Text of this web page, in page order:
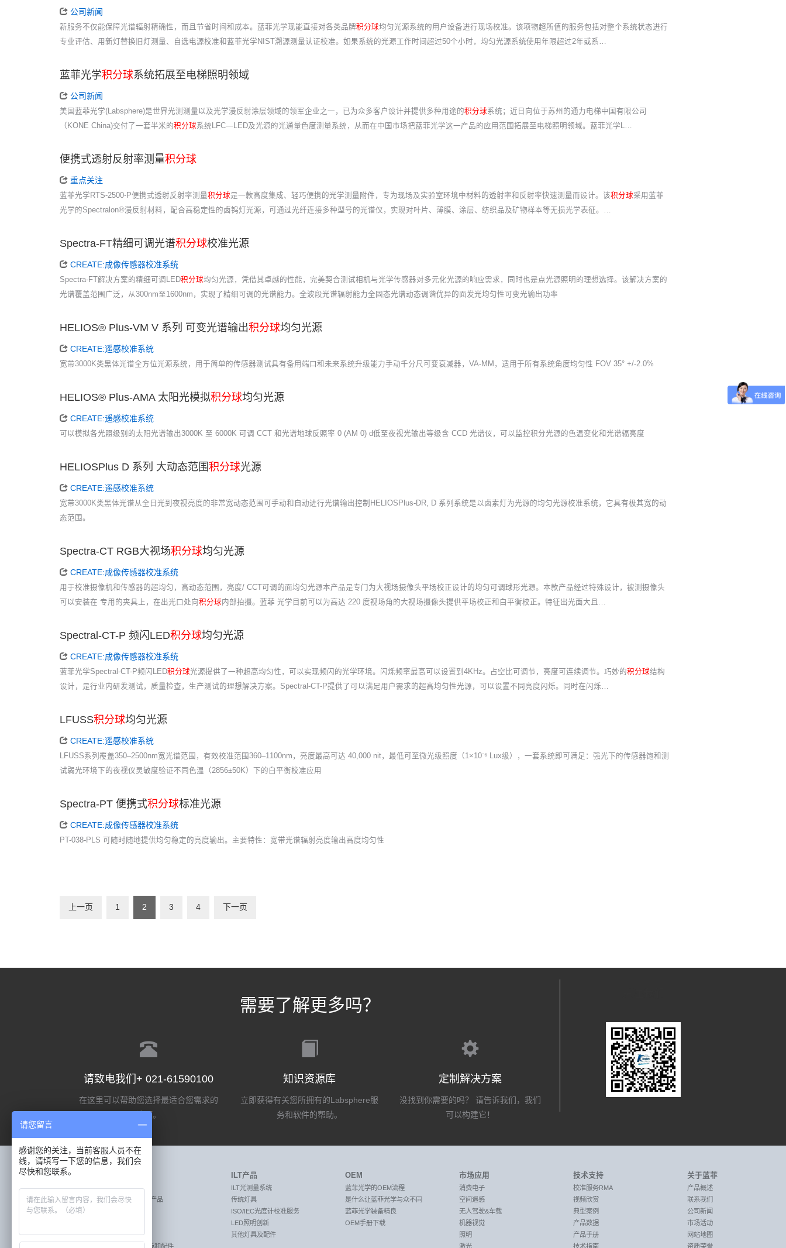
公司新闻
新服务不仅能保障光谱辐射精确性，而且节省时间和成本。蓝菲光学现能直接对各类品牌积分球均匀光源系统的用户设备进行现场校准。该项物超所值的服务包括对整个系统状态进行
专业评估、用新灯替换旧灯测量、自选电源校准和蓝菲光学NIST溯源测量认证校准。如果系统的光源工作时间超过50个小时，均匀光源系统使用年限超过2年或系…
蓝菲光学积分球系统拓展至电梯照明领域
公司新闻
美国蓝菲光学(Labsphere)是世界光测测量以及光学漫反射涂层领域的领军企业之一，已为众多客户设计并提供多种用途的积分球系统；近日向位于苏州的通力电梯中国有限公司
（KONE China)交付了一套半米的积分球系统LFC—LED及光源的光通量色度测量系统，从而在中国市场把蓝菲光学这一产品的应用范围拓展至电梯照明领域。蓝菲光学L…
便携式透射反射率测量积分球
重点关注
蓝菲光学RTS-2500-P便携式透射反射率测量积分球是一款高度集成、轻巧便携的光学测量附件，专为现场及实验室环境中材料的透射率和反射率快速测量而设计。该积分球采用蓝菲
光学的Spectralon®漫反射材料，配合高稳定性的卤钨灯光源，可通过光纤连接多种型号的光谱仪，实现对叶片、薄膜、涂层、纺织品及矿物样本等无损光学表征。…
Spectra-FT精细可调光谱积分球校准光源
CREATE:成像传感器校准系统
Spectra-FT解决方案的精细可调LED积分球均匀光源，凭借其卓越的性能，完美契合测试相机与光学传感器对多元化光源的响应需求，同时也是点光源照明的理想选择。该解决方案的
光谱覆盖范围广泛，从300nm至1600nm，实现了精细可调的光谱能力。全波段光谱辐射能力全固态光谱动态调谐优异的面发光均匀性可变光输出功率
HELIOS® Plus-VM V 系列 可变光谱输出积分球均匀光源
CREATE:遥感校准系统
宽带3000K类黑体光谱全方位光源系统，用于简单的传感器测试具有备用端口和未来系统升级能力手动千分尺可变衰减器，VA-MM，适用于所有系统角度均匀性 FOV 35° +/-2.0%
HELIOS® Plus-AMA 太阳光模拟积分球均匀光源
CREATE:遥感校准系统
可以模拟各光照级别的太阳光谱输出3000K 至 6000K 可调 CCT 和光谱地球反照率 0 (AM 0) d低至夜视光输出等级含 CCD 光谱仪，可以监控积分光源的色温变化和光谱辐亮度
HELIOSPlus D 系列 大动态范围积分球光源
CREATE:遥感校准系统
宽带3000K类黑体光谱从全日光到夜视亮度的非常宽动态范围可手动和自动进行光谱输出控制HELIOSPlus-DR, D 系列系统是以卤素灯为光源的均匀光源校准系统，它具有极其宽的动
态范围。
Spectra-CT RGB大视场积分球均匀光源
CREATE:成像传感器校准系统
用于校准摄像机和传感器的超均匀，高动态范围，亮度/ CCT可调的面均匀光源本产品是专门为大视场摄像头平场校正设计的均匀可调球形光源。本款产品经过特殊设计，被测摄像头
可以安装在 专用的夹具上，在出光口处向积分球内部拍摄。蓝菲 光学目前可以为高达 220 度视场角的大视场摄像头提供平场校正和白平衡校正。特征出光面大且…
Spectral-CT-P 频闪LED积分球均匀光源
CREATE:成像传感器校准系统
蓝菲光学Spectral-CT-P频闪LED积分球光源提供了一种超高均匀性，可以实现频闪的光学环境。闪烁频率最高可以设置到4KHz。占空比可调节，亮度可连续调节。巧妙的积分球结构
设计，是行业内研发测试，质量检查，生产测试的理想解决方案。Spectral-CT-P提供了可以满足用户需求的超高均匀性光源，可以设置不同亮度闪烁。同时在闪烁…
LFUSS积分球均匀光源
CREATE:遥感校准系统
LFUSS系列覆盖350–2500nm宽光谱范围，有效校准范围360–1100nm，亮度最高可达 40,000 nit，最低可至微光级照度（1×10⁻⁶ Lux级），一套系统即可满足：强光下的传感器饱和测
试弱光环境下的夜视仪灵敏度验证不同色温（2856±50K）下的白平衡校准应用
Spectra-PT 便携式积分球标准光源
CREATE:成像传感器校准系统
PT-038-PLS 可随时随地提供均匀稳定的亮度输出。主要特性：宽带光谱辐射亮度输出高度均匀性
上一页 1 2 3 4 下一页
需要了解更多吗？
请致电我们+ 021-61590100
在这里可以帮助您选择最适合您需求的
选项。
知识资源库
立即获得有关您所拥有的Labsphere服
务和软件的帮助。
定制解决方案
没找到你需要的吗？ 请告诉我们，我们
可以构建它！
Labsphere产品
MEASURE:激光测量产品
MEASURE:透射率和反射率测量产品
MEASURE:照明光测量产品
CREATE:遥感校准系统
REFLECT:漫反射目标板，标准板和配件
ILT产品
ILT光测量系统
传统灯具
ISO/IEC光度计校准服务
LED照明创新
其他灯具及配件
OEM
蓝菲光学的OEM流程
是什么让蓝菲光学与众不同
蓝菲光学装备精良
OEM手册下载
市场应用
消费电子
空间遥感
无人驾驶&车载
机器视觉
照明
激光
技术支持
校准服务RMA
视频欣赏
典型案例
产品数据
产品手册
技术指南
关于蓝菲
产品概述
联系我们
公司新闻
市场活动
网站地图
资质荣誉
请您留言
感谢您的关注，当前客服人员不在
线，请填写一下您的信息，我们会
尽快和您联系。